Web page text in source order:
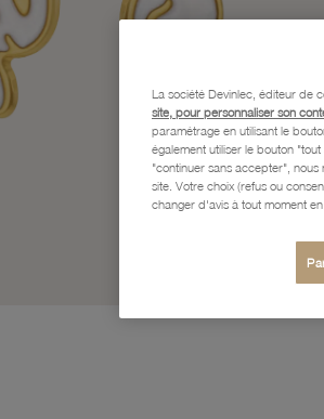
La société Devinlec, éditeur de
site, pour personnaliser son
paramétrage en utilisant le
également utiliser le bouton
"continuer sans accepter",
site. Votre choix (refus ou
changer d'avis à tout moment